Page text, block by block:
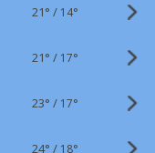
21° / 14°
21° / 17°
23° / 17°
24° / 18°